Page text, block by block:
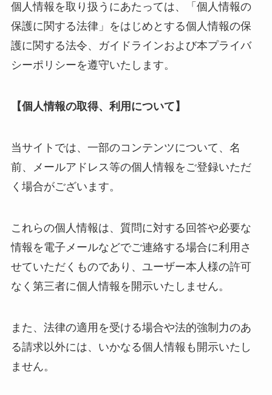
個人情報を取り扱うにあたっては、「個人情報の
保護に関する法律」をはじめとする個人情報の保
護に関する法令、ガイドラインおよび本プライバ
シーポリシーを遵守いたします。
【個人情報の取得、利用について】
当サイトでは、一部のコンテンツについて、名
前、メールアドレス等の個人情報をご登録いただ
く場合がございます。
これらの個人情報は、質問に対する回答や必要な
情報を電子メールなどでご連絡する場合に利用さ
せていただくものであり、ユーザー本人様の許可
なく第三者に個人情報を開示いたしません。
また、法律の適用を受ける場合や法的強制力のあ
る請求以外には、いかなる個人情報も開示いたし
ません。